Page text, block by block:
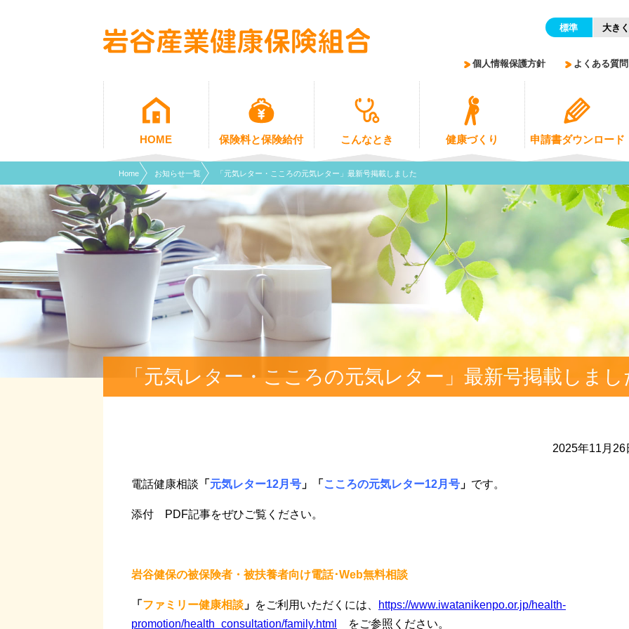
HOME 保険料と保険給付 こんなとき 健康づくり 申請書ダウンロード
個人情報保護方針 よくある質問
標準 大きく
Home お知らせ一覧 「元気レター・こころの元気レター」最新号掲載しました
「元気レター・こころの元気レター」最新号掲載しまし
2025年11月26
電話健康相談 「 元気レター12月号 」「 こころの元気レター12月 号 」 です。
添付 PDF記事をぜひご覧ください。
岩谷健保の被保険者・被扶養者向け電話･Web無料相談
「 ファミリー健康相談 」 をご利用いただくには、
https://www.iwatanikenpo.or.jp/health-
promotion/health_consultation/family.html
をご参照ください。